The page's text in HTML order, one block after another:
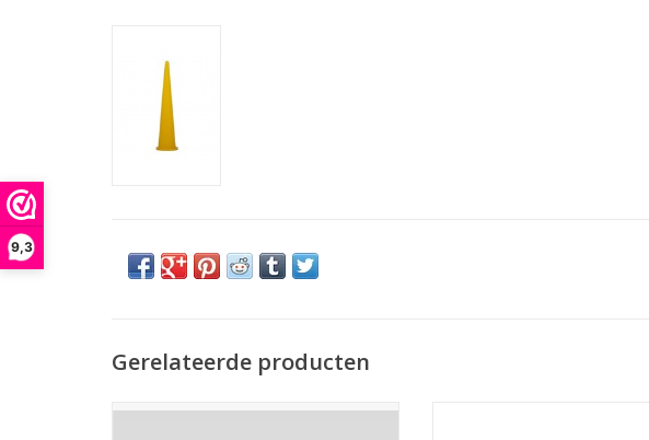
9,3
Gerelateerde producten
Nozzle P met kraag, voor gebruik op LKB